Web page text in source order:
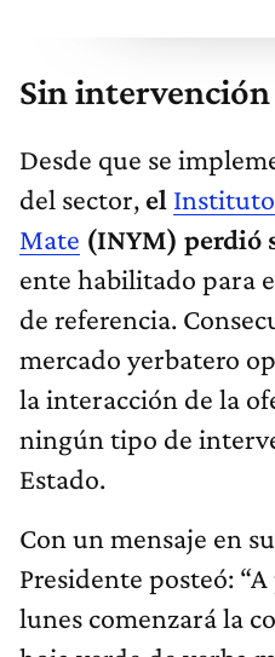
Sin
Desde que se
del sector, el Instituto
Mate (INYM) perdió
ente habilitado para
de referencia.
mercado yerbatero
la interacción de la
ningún tipo de
Estado.
Con un mensaje en
Presidente posteó:
lunes comenzará la